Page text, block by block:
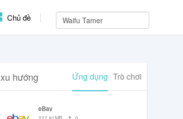
Chủ đề
xu hướng Ứng dụng Trò chơi
eBay